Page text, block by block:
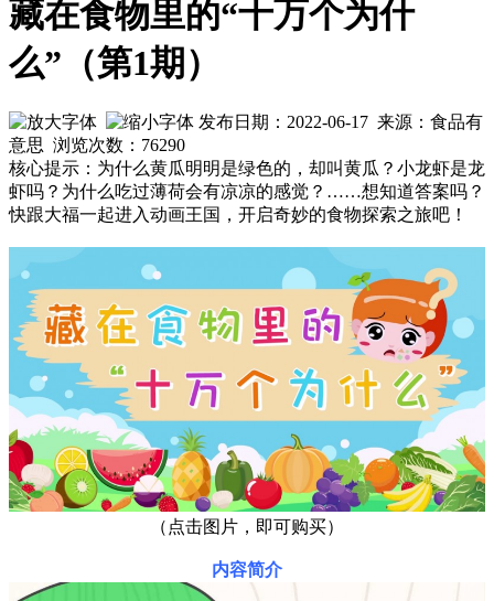
藏在食物里的“十万个为什
么”（第1期）
发布日期：2022-06-17 来源：食品有
意思 浏览次数： 76290
核心提示：为什么黄瓜明明是绿色的，却叫黄瓜？小龙虾是龙
虾吗？为什么吃过薄荷会有凉凉的感觉？……想知道答案吗？
快跟大福一起进入动画王国，开启奇妙的食物探索之旅吧！
（点击图片，即可购买）
内容简介